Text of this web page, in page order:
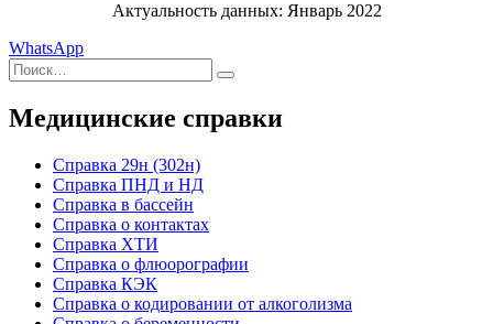
Актуальность данных: Январь 2022
WhatsApp
Искать:
Поиск
Медицинские справки
Cправка 29н (302н)
Справка ПНД и НД
Справка в бассейн
Справка о контактах
Справка ХТИ
Справка о флюорографии
Справка КЭК
Справка о кодировании от алкоголизма